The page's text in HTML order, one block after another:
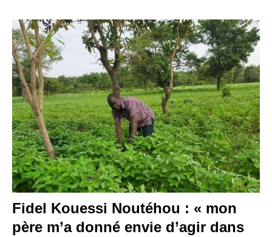
Fidel Kouessi Noutéhou : « mon
père m’a donné envie d’agir dans